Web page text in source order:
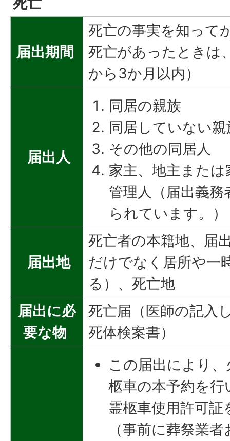
届出期間
死亡の事実を知って
死亡があったときは
から3か月以内）
届出人
同居の親族
同居していない親
その他の同居人
家主、地主また
管理人（届出義
られています。）
届出地
死亡者の本籍地、届
だけでなく居所や一
る）、死亡地
届出に必
要な物
死亡届（医師の記入
死体検案書）
この届出により
柩車の本予約を行
霊柩車使用許可
（事前に葬祭業